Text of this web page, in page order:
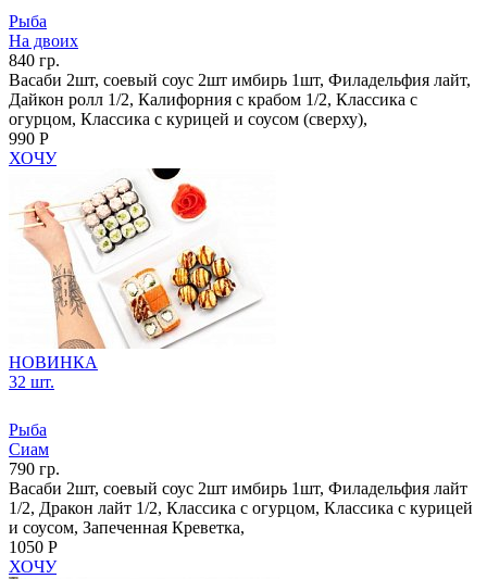
Рыба
На двоих
840 гр.
Васаби 2шт, соевый соус 2шт имбирь 1шт, Филадельфия лайт,
Дайкон ролл 1/2, Калифорния с крабом 1/2, Классика с
огурцом, Классика с курицей и соусом (сверху),
990 Р
ХОЧУ
НОВИНКА
32 шт.
Рыба
Сиам
790 гр.
Васаби 2шт, соевый соус 2шт имбирь 1шт, Филадельфия лайт
1/2, Дракон лайт 1/2, Классика с огурцом, Классика с курицей
и соусом, Запеченная Креветка,
1050 Р
ХОЧУ